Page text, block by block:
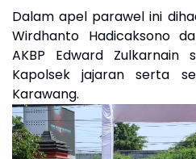
Dalam apel parawel ini
Wirdhanto Hadicaksono
AKBP Edward
Kapolsek jajaran serta
Karawang.